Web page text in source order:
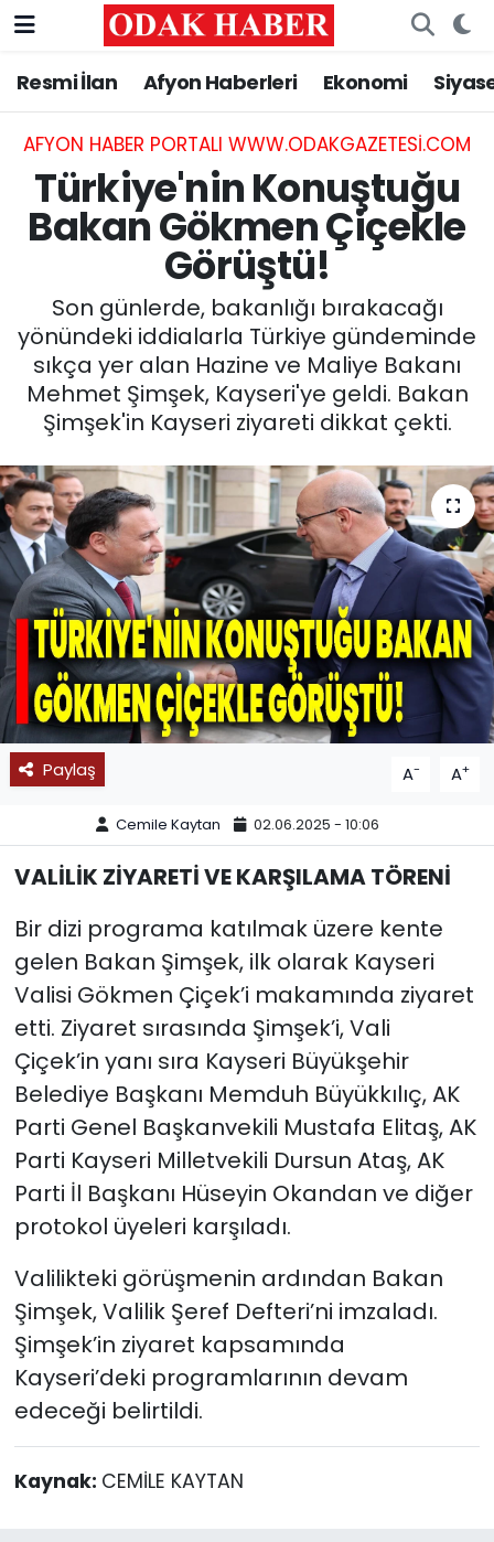
Resmi İlan Afyon Haberleri Ekonomi
AFYON HABER PORTALI WWW.ODAKGAZETESI.COM
Türkiye'nin Konuştuğu
Bakan Gökmen Çiçekle
Görüştü!
Son günlerde, bakanlığı bırakacağı
yönündeki iddialarla Türkiye gündeminde
sıkça yer alan Hazine ve Maliye Bakanı
Mehmet Şimşek, Kayseri'ye geldi. Bakan
Şimşek'in Kayseri ziyareti dikkat çekti.
Paylaş A- A+
Cemile Kaytan 02.06.2025 - 10:06
VALİLİK ZİYARETİ VE KARŞILAMA TÖRENİ
Bir dizi programa katılmak üzere kente
gelen Bakan Şimşek, ilk olarak Kayseri
Valisi Gökmen Çiçek’i makamında ziyaret
etti. Ziyaret sırasında Şimşek’i, Vali
Çiçek’in yanı sıra Kayseri Büyükşehir
Belediye Başkanı Memduh Büyükkılıç, AK
Parti Genel Başkanvekili Mustafa Elitaş, AK
Parti Kayseri Milletvekili Dursun Ataş, AK
Parti İl Başkanı Hüseyin Okandan ve diğer
protokol üyeleri karşıladı.
Valilikteki görüşmenin ardından Bakan
Şimşek, Valilik Şeref Defteri’ni imzaladı.
Şimşek’in ziyaret kapsamında
Kayseri’deki programlarının devam
edeceği belirtildi.
Kaynak: CEMİLE KAYTAN
AFYONKARAHİSAR HABERLERİ
Resmi İlan
ASAYİŞ
SİYASET
EĞİTİM
MAGAZİN
SAĞLIK
SPOR
11:11 MANŞET
Nöbetçi Eczaneler
Hava Durumu
Trafik Durumu
Süper Lig Puan Durumu ve Fikstür
Tüm Manşetler
Son Dakika Haberleri
Haber Arşivi